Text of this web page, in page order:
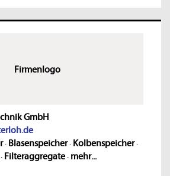
Firmenlogo
GmbH
· Blasenspeicher· Kolbenspeicher·
· Filteraggregate· mehr...